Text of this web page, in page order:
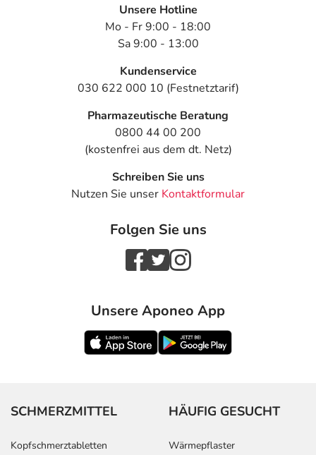
Unsere Hotline
Mo - Fr 9:00 - 18:00
Sa 9:00 - 13:00
Kundenservice
030 622 000 10 (Festnetztarif)
Pharmazeutische Beratung
0800 44 00 200
(kostenfrei aus dem dt. Netz)
Schreiben Sie uns
Nutzen Sie unser Kontaktformular
Folgen Sie uns
Unsere Aponeo App
SCHMERZMITTEL
Kopfschmerztabletten
HÄUFIG GESUCHT
Wärmepflaster